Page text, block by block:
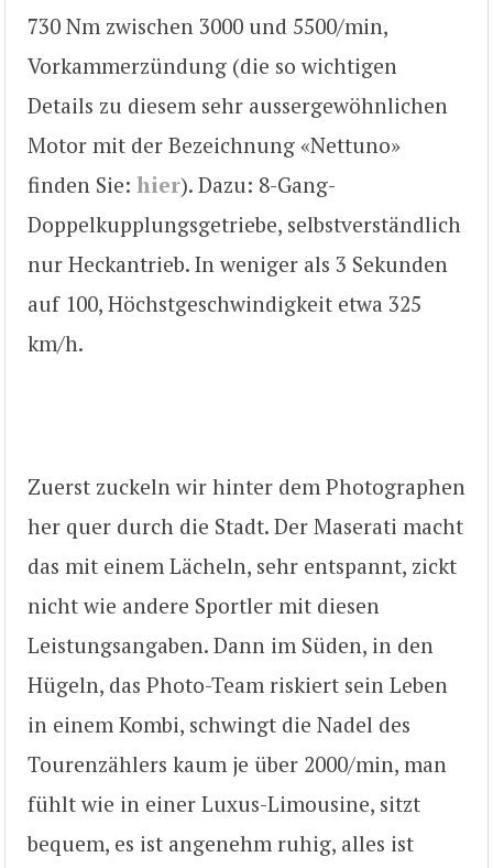
730 Nm zwischen 3000 und 5500/min,
Vorkammerzündung (die so wichtigen
Details zu diesem sehr aussergewöhnlichen
Motor mit der Bezeichnung «Nettuno»
finden Sie: hier). Dazu: 8-Gang-
Doppelkupplungsgetriebe, selbstverständlich
nur Heckantrieb. In weniger als 3 Sekunden
auf 100, Höchstgeschwindigkeit etwa 325
km/h.
Zuerst zuckeln wir hinter dem Photographen
her quer durch die Stadt. Der Maserati macht
das mit einem Lächeln, sehr entspannt, zickt
nicht wie andere Sportler mit diesen
Leistungsangaben. Dann im Süden, in den
Hügeln, das Photo-Team riskiert sein Leben
in einem Kombi, schwingt die Nadel des
Tourenzählers kaum je über 2000/min, man
fühlt wie in einer Luxus-Limousine, sitzt
bequem, es ist angenehm ruhig, alles ist